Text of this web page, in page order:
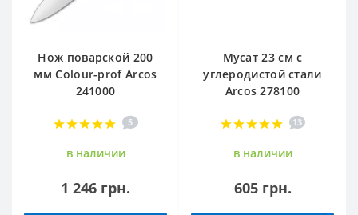
Нож поварской 200
мм Сolour-prof Arcos
241000
5
в наличии
1 246 грн.
Мусат 23 см с
углеродистой стали
Arcos 278100
13
в наличии
605 грн.